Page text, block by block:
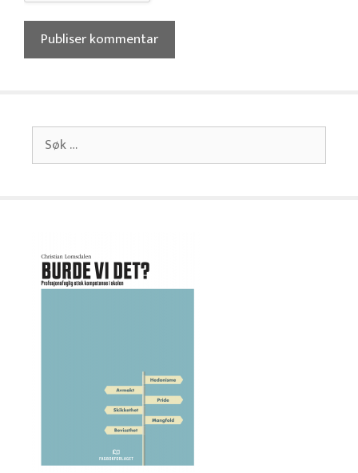
Søk
etter: